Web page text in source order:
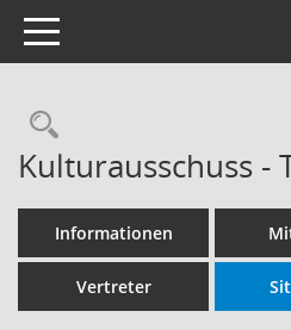
Toggle navigation
Rechercheauswahl
Kulturausschuss -
Informationen
Vertreter